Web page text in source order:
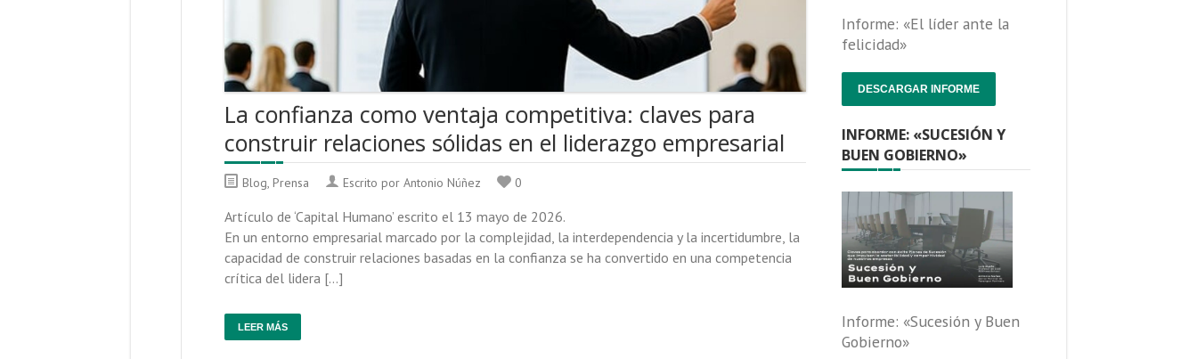
La confianza como ventaja competitiva: claves para
construir relaciones sólidas en el liderazgo empresarial
Blog, Prensa Escrito por Antonio Núñez 0
Artículo de ‘Capital Humano’ escrito el 13 mayo de 2026.
En un entorno empresarial marcado por la complejidad, la interdependencia y la incertidumbre, la
capacidad de construir relaciones basadas en la confianza se ha convertido en una competencia
crítica del lidera […]
LEER MÁS
Informe: «El líder ante la
felicidad»
DESCARGAR INFORME
INFORME: «SUCESIÓN Y
BUEN GOBIERNO»
Informe: «Sucesión y Buen
Gobierno»